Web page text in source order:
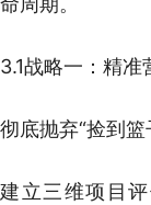
3.1战略一：精
彻底抛弃“捡到篮
建立三维项目